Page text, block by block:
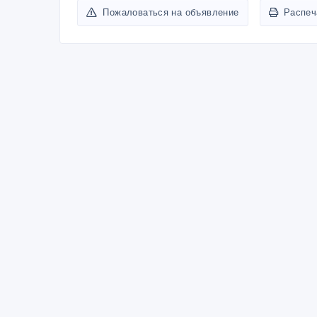
Пожаловаться на объявление